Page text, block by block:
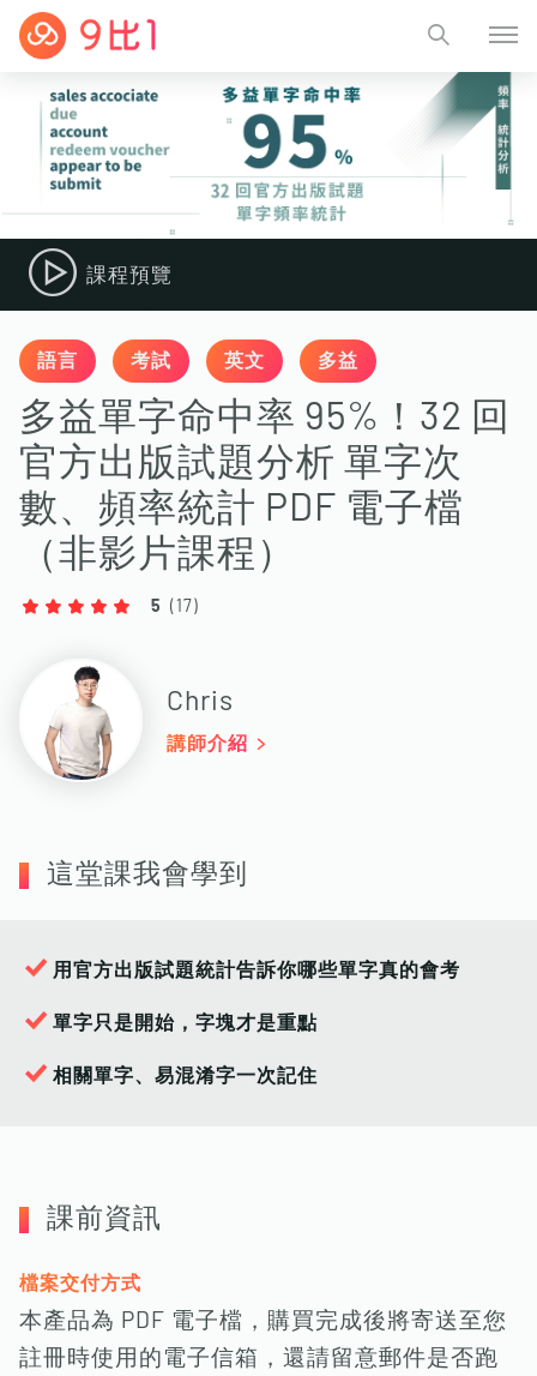
課程預覽
語言 考試 英文 多益
多益單字命中率 95%！32 回
官方出版試題分析 單字次
數、頻率統計 PDF 電子檔
（非影片課程）
5 ( 17 )
Chris
講師介紹
這堂課我會學到
用官方出版試題統計告訴你哪些單字真的會考
單字只是開始，字塊才是重點
相關單字、易混淆字一次記住
課前資訊
檔案交付方式
本產品為 PDF 電子檔，購買完成後將寄送至您
註冊時使用的電子信箱，還請留意郵件是否跑